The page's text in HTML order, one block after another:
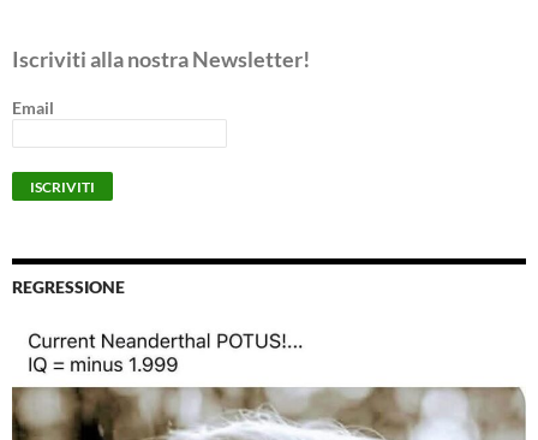
Iscriviti alla nostra Newsletter!
Email
REGRESSIONE